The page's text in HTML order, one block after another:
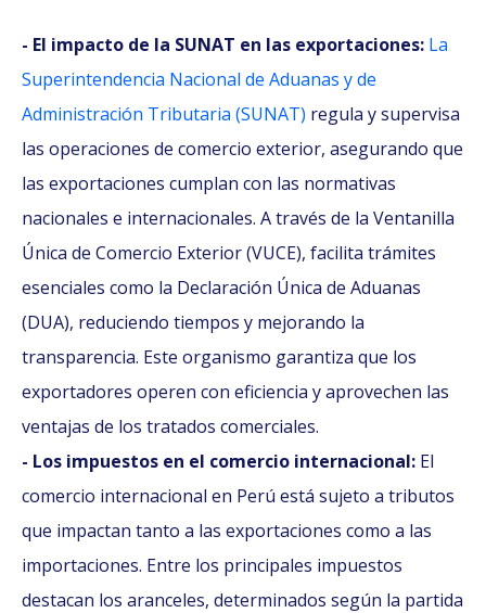
- El impacto de la SUNAT en las exportaciones: La
Superintendencia Nacional de Aduanas y de
Administración Tributaria (SUNAT) regula y supervisa
las operaciones de comercio exterior, asegurando que
las exportaciones cumplan con las normativas
nacionales e internacionales. A través de la Ventanilla
Única de Comercio Exterior (VUCE), facilita trámites
esenciales como la Declaración Única de Aduanas
(DUA), reduciendo tiempos y mejorando la
transparencia. Este organismo garantiza que los
exportadores operen con eficiencia y aprovechen las
ventajas de los tratados comerciales.
- Los impuestos en el comercio internacional: El
comercio internacional en Perú está sujeto a tributos
que impactan tanto a las exportaciones como a las
importaciones. Entre los principales impuestos
destacan los aranceles, determinados según la partida